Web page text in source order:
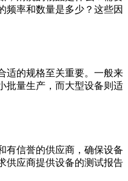
频率和数量是多少？这些因
适的规格至关重要。一般来
批量生产，而大型设备则适
有信誉的供应商，确保设备
供应商提供设备的测试报告